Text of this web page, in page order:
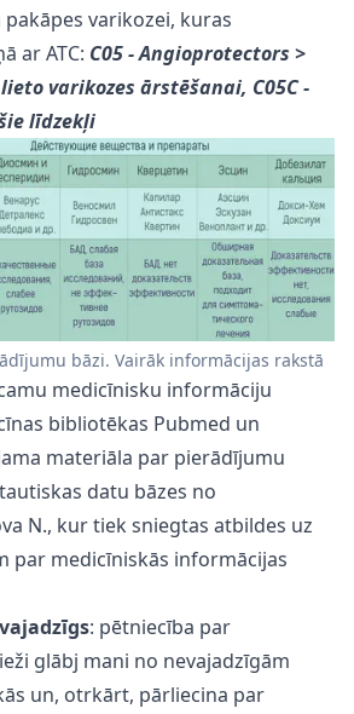
varikozei, kuras
ar ATC: C05 - Angioprotectors >
varikozes ārstēšanai, C05C -
līdzekļi
bāzi. Vairāk informācijas rakstā
medicīnisku informāciju
bibliotēkas Pubmed un
materiāla par pierādījumu
datu bāzes no
N., kur tiek sniegtas atbildes uz
par medicīniskās informācijas
: pētniecība par
glābj mani no nevajadzīgām
un, otrkārt, pārliecina par